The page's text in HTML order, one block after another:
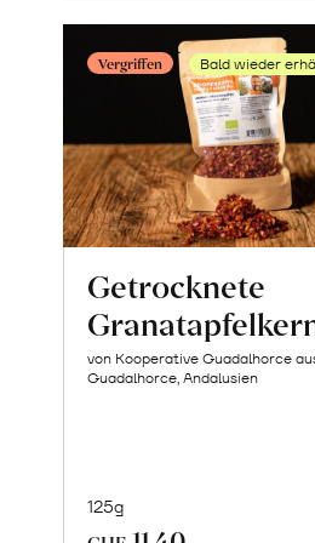
Vergriffen Bald wieder
Getrocknete
von Kooperative Guadalhorce
Guadalhorce, Andalusien
125g